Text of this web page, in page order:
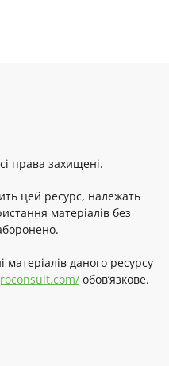
права захищені.
цей ресурс, належать
матеріалів без
даного ресурсу
обов’язкове.